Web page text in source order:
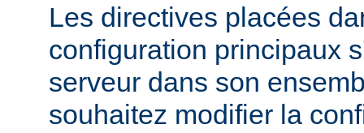
Les directives placées
configuration principaux
serveur dans son
souhaitez modifier la